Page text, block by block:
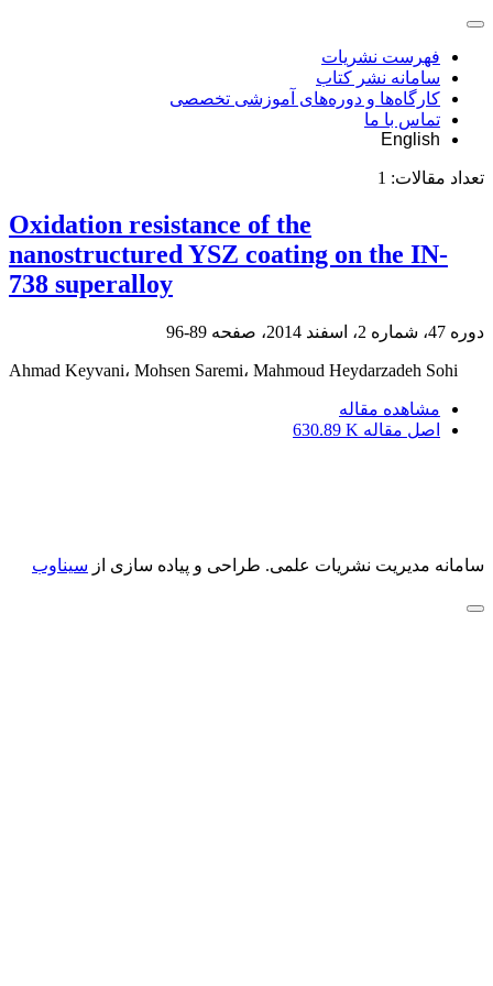
فهرست نشریات
سامانه نشر کتاب
کارگاه‌ها و دوره‌های آموزشی تخصصی
تماس با ما
English
تعداد مقالات: 1
Oxidation resistance of the
nanostructured YSZ coating on the IN-
738 superalloy
دوره 47، شماره 2، اسفند 2014، صفحه 89-96
Ahmad Keyvani، Mohsen Saremi، Mahmoud Heydarzadeh Sohi
مشاهده مقاله
اصل مقاله 630.89 K
سامانه مدیریت نشریات علمی. طراحی و پیاده سازی از سیناوب